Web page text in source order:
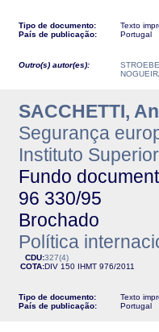
Tipo de documento:
Texto
País de publicação:
Portugal
Outro(s) autor(es):
SACCHETTI,
Segurança
Instituto
Fundo
96 330/95
Brochado
Política
CDU:327(4)
COTA:DIV 150 IHMT 976/2011
Tipo de documento:
Texto
País de publicação:
Portugal